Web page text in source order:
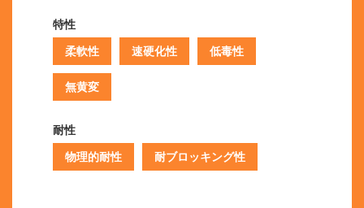
特性
柔軟性 速硬化性 低毒性
無黄変
耐性
物理的耐性 耐ブロッキング性